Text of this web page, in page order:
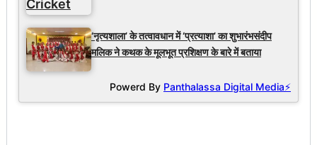
‘नृत्यशाला’ के तत्वावधान में ‘प्रत्याशा’ का शुभारंभसंदीप
मलिक ने कथक के मूलभूत प्रशिक्षण के बारे में बताया
Powerd By Panthalassa Digital Media⚡